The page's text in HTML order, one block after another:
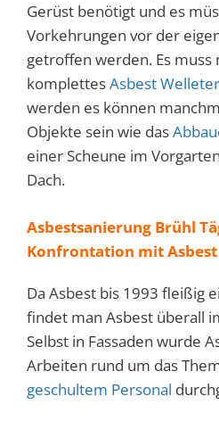
Gerüst benötigt und es
Vorkehrungen vor der
getroffen werden. Es muss
komplettesAsbest
werden es können
Objekte sein wie das
einer Scheune im
Dach.
Asbestsanierung Brühl
Konfrontation mit Asbest
Da Asbest bis 1993 fleißig
findet man Asbest überall
Selbst in Fassaden wurde
Arbeiten rund um das
geschultem Personal